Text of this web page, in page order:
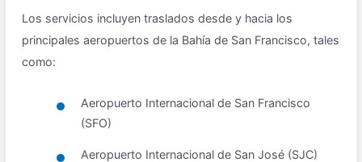
Los servicios incluyen traslados desde y hacia los
principales aeropuertos de la Bahía de San Francisco, tales
como:
Aeropuerto Internacional de San Francisco
(SFO)
Aeropuerto Internacional de San José (SJC)